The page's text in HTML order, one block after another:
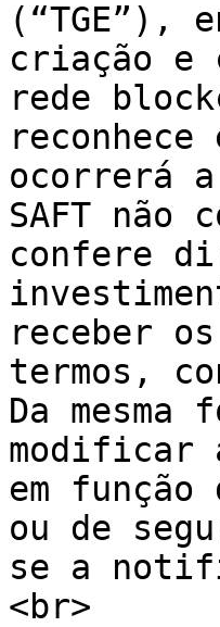
(“TGE”),
criação e
rede
ocorrerá a
SAFT não
confere
receber
termos,
Da
modificar
em
ou de
se a
<br>